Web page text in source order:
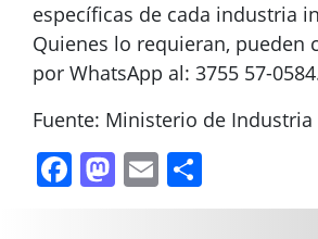
específicas de cada industria
Quienes lo requieran, pueden
por WhatsApp al: 3755 57-
Fuente: Ministerio de
Facebook
Mastodon
Email